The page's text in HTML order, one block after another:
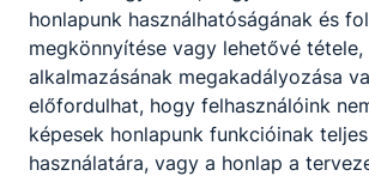
4
10 11 12 13 14 15
17 18 19 20
24 27 28
honlapunk használhatóságának és
megkönnyítése vagy lehetővé
alkalmazásának megakadályozása
előfordulhat, hogy felhasználóink
képesek honlapunk funkcióinak
használatára, vagy a honlap a